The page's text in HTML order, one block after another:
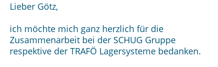
Lieber Götz,
ich möchte mich ganz herzlich für die
Zusammenarbeit bei der SCHUG Gruppe
respektive der TRAFÖ Lagersysteme bedanken.